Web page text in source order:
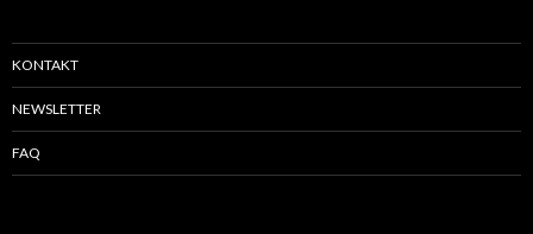
KONTAKT
NEWSLETTER
FAQ